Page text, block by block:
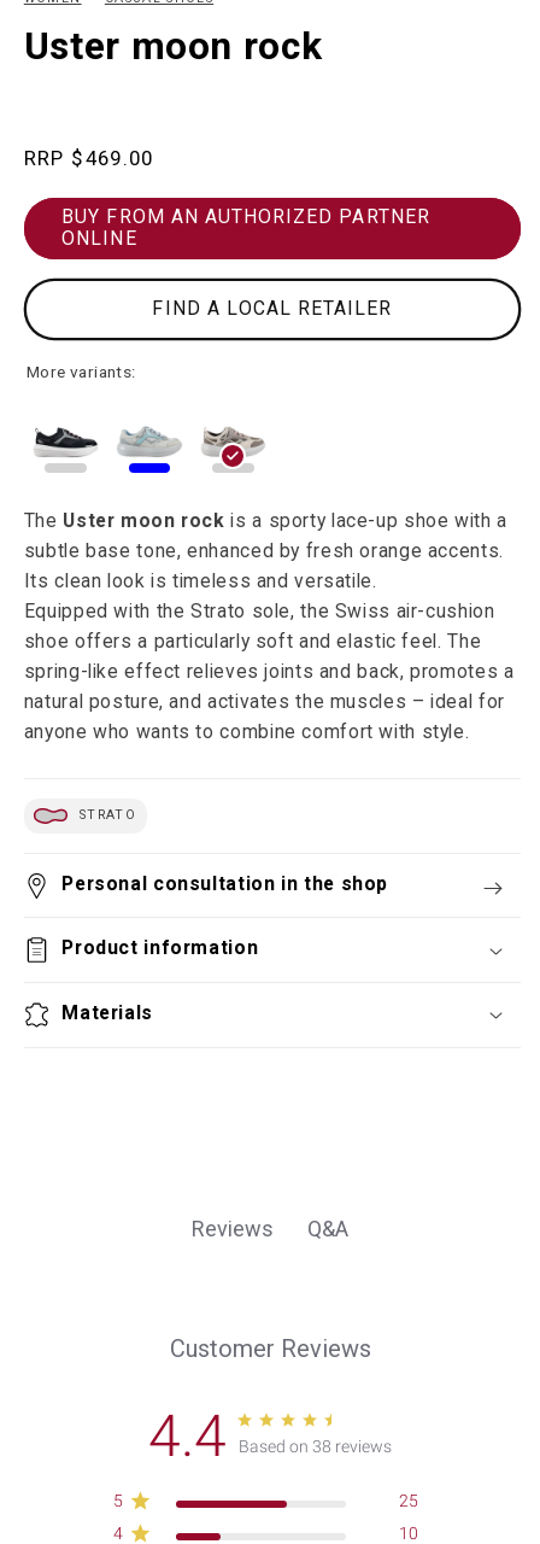
Uster moon rock
Regular$469.00
BUY FROM AN AUTHORIZED PARTNER
ONLINE
FIND A LOCAL RETAILER
More variants:
The Uster moon rock is a sporty lace-up shoe with a
subtle base tone, enhanced by fresh orange accents.
Its clean look is timeless and versatile.
Equipped with the Strato sole, the Swiss air-cushion
shoe offers a particularly soft and elastic feel. The
spring-like effect relieves joints and back, promotes a
natural posture, and activates the muscles – ideal for
anyone who wants to combine comfort with style.
STRATO
Personal consultation in the shop
Product information
Materials
Reviews Q&A
Customer Reviews
4.4 Based on 38 reviews
5
25
4
10